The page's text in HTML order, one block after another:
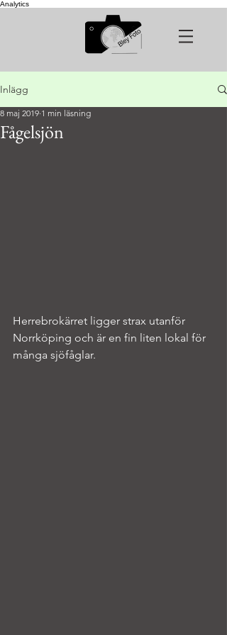
Analytics
Inlägg
Fågelsjön
8 maj 2019 1 min läsning
Herrebrokärret ligger strax utanför
Norrköping och är en fin liten lokal för
många sjöfåglar.